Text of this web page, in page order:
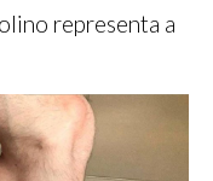
representa a